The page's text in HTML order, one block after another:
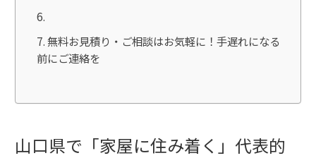
無料お見積り・ご相談はお気軽に！手遅れになる
前にご連絡を
山口県で「家屋に住み着く」代表的